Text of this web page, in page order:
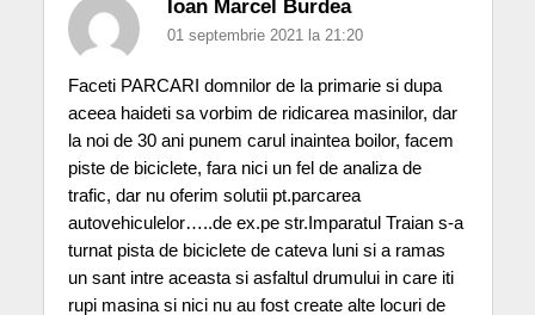
Ioan Marcel Burdea
01 septembrie 2021 la 21:20
Faceti PARCARI domnilor de la primarie si dupa
aceea haideti sa vorbim de ridicarea masinilor, dar
la noi de 30 ani punem carul inaintea boilor, facem
piste de biciclete, fara nici un fel de analiza de
trafic, dar nu oferim solutii pt.parcarea
autovehiculelor…..de ex.pe str.Imparatul Traian s-a
turnat pista de biciclete de cateva luni si a ramas
un sant intre aceasta si asfaltul drumului in care iti
rupi masina si nici nu au fost create alte locuri de